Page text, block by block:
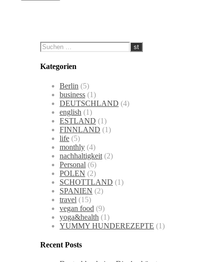
Kategorien
Berlin (5)
business (1)
DEUTSCHLAND (4)
english (1)
ESTLAND (1)
FINNLAND (1)
life (5)
monthly (4)
nachhaltigkeit (2)
Personal (6)
POLEN (2)
SCHOTTLAND (1)
SPANIEN (2)
travel (15)
vegan food (9)
yoga&health (1)
YUMMY HUNDEREZEPTE (1)
Recent Posts